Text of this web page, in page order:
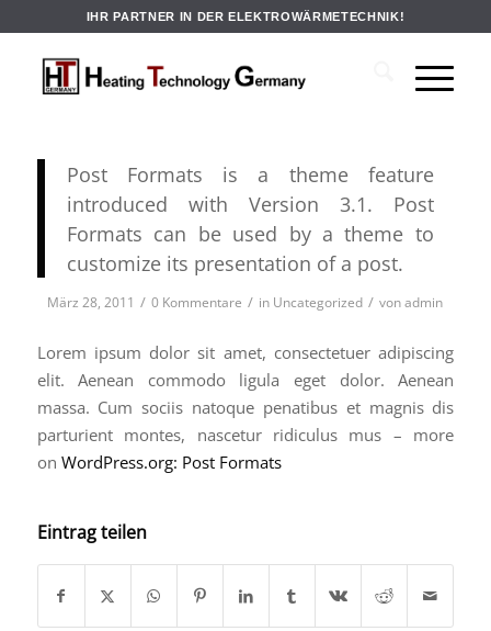
IHR PARTNER IN DER ELEKTROWÄRMETECHNIK!
Post Formats is a theme feature
introduced with Version 3.1. Post
Formats can be used by a theme to
customize its presentation of a post.
März 28, 2011 / 0 Kommentare / in Uncategorized / vonadmin
Lorem ipsum dolor sit amet, consectetuer adipiscing
elit. Aenean commodo ligula eget dolor. Aenean
massa. Cum sociis natoque penatibus et magnis dis
parturient montes, nascetur ridiculus mus – more
on WordPress.org: Post Formats
Eintrag teilen